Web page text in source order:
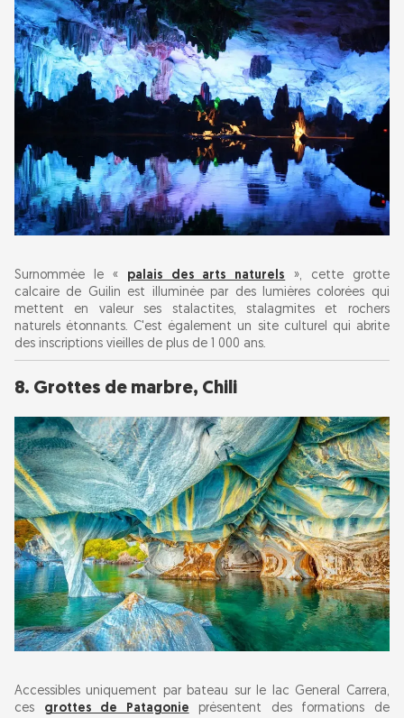
Surnommée le « palais des arts naturels », cette grotte
calcaire de Guilin est illuminée par des lumières colorées qui
mettent en valeur ses stalactites, stalagmites et rochers
naturels étonnants. C'est également un site culturel qui abrite
des inscriptions vieilles de plus de 1 000 ans.
8. Grottes de marbre, Chili
Accessibles uniquement par bateau sur le lac General Carrera,
ces grottes de Patagonie présentent des formations de